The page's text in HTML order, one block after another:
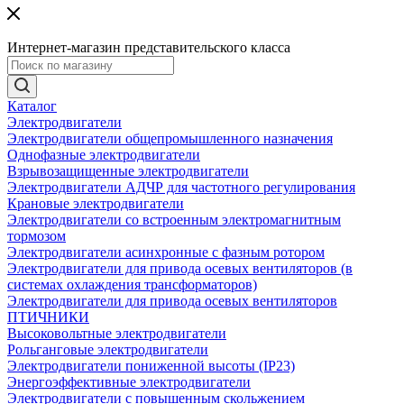
Интернет-магазин представительского класса
Каталог
Электродвигатели
Электродвигатели общепромышленного назначения
Однофазные электродвигатели
Взрывозащищенные электродвигатели
Электродвигатели АДЧР для частотного регулирования
Крановые электродвигатели
Электродвигатели со встроенным электромагнитным
тормозом
Электродвигатели асинхронные с фазным ротором
Электродвигатели для привода осевых вентиляторов (в
системах охлаждения трансформаторов)
Электродвигатели для привода осевых вентиляторов
ПТИЧНИКИ
Высоковольтные электродвигатели
Рольганговые электродвигатели
Электродвигатели пониженной высоты (IP23)
Энергоэффективные электродвигатели
Электродвигатели с повышенным скольжением